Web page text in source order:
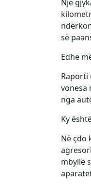
Një
së
Edhe
Raporti
vonesa
nga
Ky
Në çdo
mbyllë